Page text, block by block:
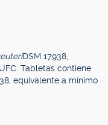
DSM 17938,
Tabletas contiene
equivalente a mínimo